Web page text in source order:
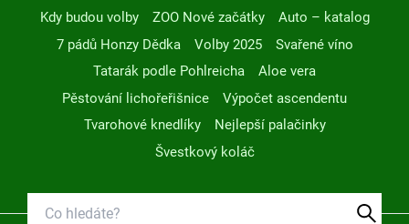
Kdy budou volby
ZOO Nové začátky
Auto – katalog
7 pádů Honzy Dědka
Volby 2025
Svařené víno
Tatarák podle Pohlreicha
Aloe vera
Pěstování lichořeřišnice
Výpočet ascendentu
Tvarohové knedlíky
Nejlepší palačinky
Švestkový koláč